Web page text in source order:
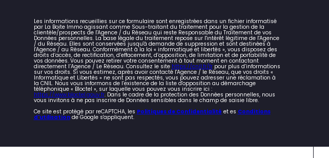
Les informations recueillies sur ce formulaire sont enregistrées dans un fichier informatisé
par La Boite Immo agissant comme Sous-traitant du traitement pour la gestion de la
clientèle/prospects de l'Agence / du Réseau qui reste Responsable du Traitement de vos
Données personnelles. La base légale du traitement repose sur l'intérêt légitime de l'Agence
/ du Réseau. Elles sont conservées jusqu'à demande de suppression et sont destinées à
l'Agence / au Réseau. Conformément à la loi « informatique et libertés », vous disposez des
droits d’accès, de rectification, d’effacement, d’opposition, de limitation et de portabilité de
vos données. Vous pouvez retirer votre consentement à tout moment en contactant
directement l’Agence / Le Réseau. Consultez le site https://cnil.fr/frpour plus d’informations
sur vos droits. Si vous estimez, après avoir contacté l'Agence / le Réseau, que vos droits «
Informatique et Libertés » ne sont pas respectés, vous pouvez adresser une réclamation à
la CNIL. Nous vous informons de l’existence de la liste d'opposition au démarchage
téléphonique « Bloctel », sur laquelle vous pouvez vous inscrire ici :
https://www.bloctel.gouv.fr. Dans le cadre de la protection des Données personnelles, nous
vous invitons à ne pas inscrire de Données sensibles dans le champ de saisie libre.
Ce site est protégé par reCAPTCHA, les Politiques de Confidentialité et es Conditions
d'utilisationde Google s'appliquent.